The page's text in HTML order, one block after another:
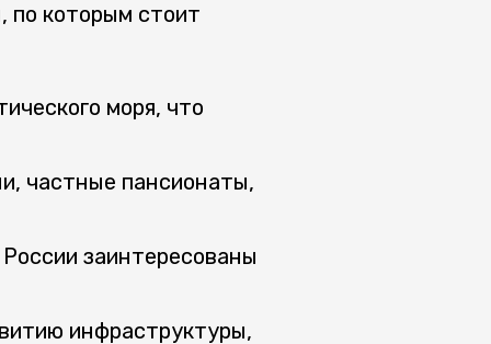
по которым стоит
моря, что
частные пансионаты,
заинтересованы
инфраструктуры,